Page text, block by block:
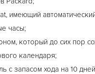
имеющий
часы;
который до сих пор
календаря;
с запасом хода на 10